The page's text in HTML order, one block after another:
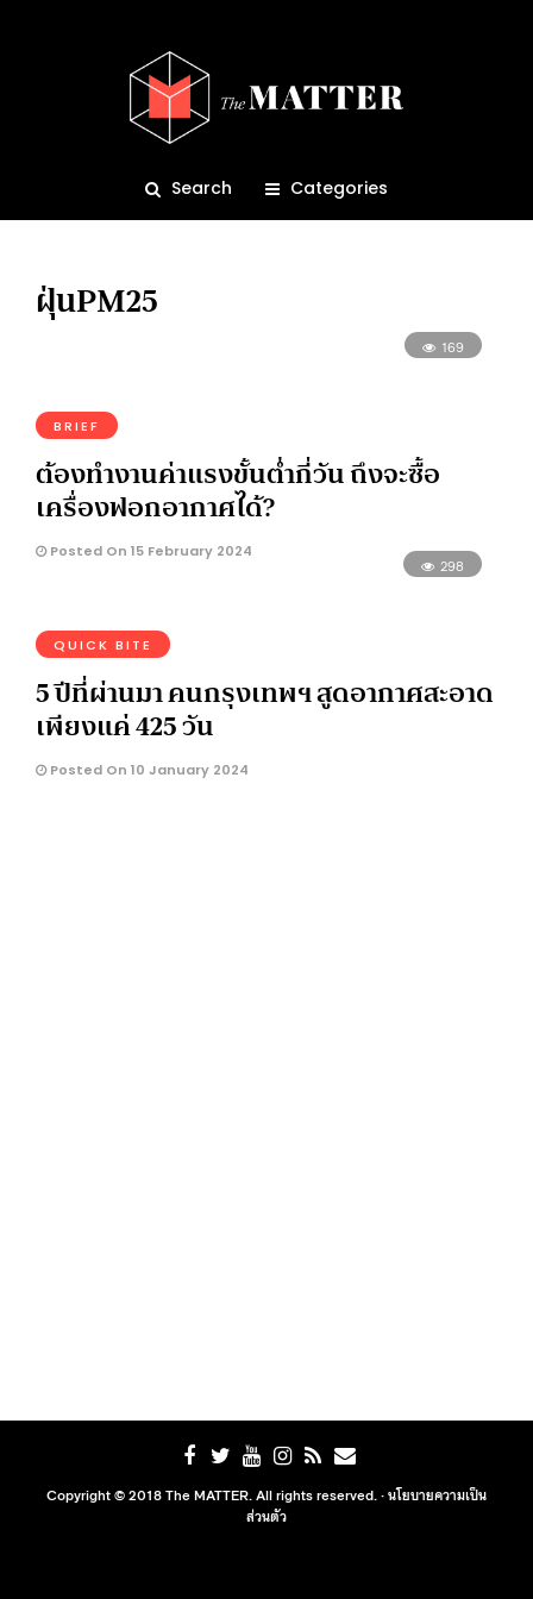
Search Categories
ฝุ่นPM25
169
BRIEF
ต้องทำงานค่าแรงขั้นต่ำกี่วัน ถึงจะซื้อ
เครื่องฟอกอากาศได้?
Posted On 15 February 2024
298
QUICK BITE
5 ปีที่ผ่านมา คนกรุงเทพฯ สูดอากาศสะอาด
เพียงแค่ 425 วัน
Posted On 10 January 2024
Copyright © 2018 The MATTER. All rights reserved. ·นโยบายความเป็น
ส่วนตัว